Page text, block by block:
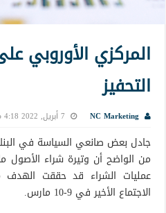
المركزي
التحفيز
NC Marketing 7 أبريل, 2022 4:18 م
جادل بعض صانعي السياسة في
من الواضح أن وتيرة شراء الأصول
عمليات الشراء قد حققت
الاجتماع الأخير في 9-10 مارس.